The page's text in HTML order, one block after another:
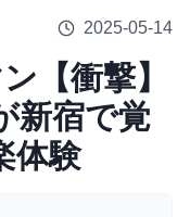
2025-05-14
【衝撃】
新宿で覚
体験